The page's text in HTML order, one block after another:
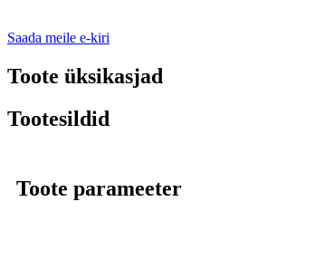
Saada meile e-kiri
Toote üksikasjad
Tootesildid
Toote parameeter